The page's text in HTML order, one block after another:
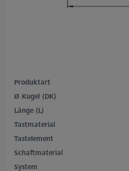
Produktart
Ø Kugel (DK)
Länge (L)
Tastmaterial
Tastelement
Schaftmaterial
System